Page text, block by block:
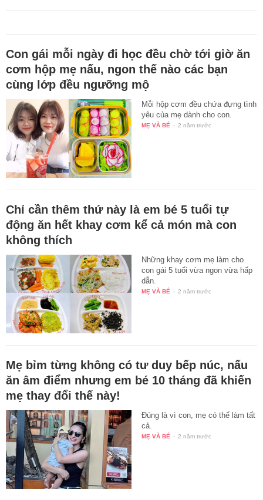
Con gái mỗi ngày đi học đều chờ tới giờ ăn
cơm hộp mẹ nấu, ngon thế nào các bạn
cùng lớp đều ngưỡng mộ
Mỗi hộp cơm đều chứa đựng tình
yêu của mẹ dành cho con.
MẸ VÀ BÉ - 2 năm trước
Chỉ cần thêm thứ này là em bé 5 tuổi tự
động ăn hết khay cơm kể cả món mà con
không thích
Những khay cơm mẹ làm cho
con gái 5 tuổi vừa ngon vừa hấp
dẫn.
MẸ VÀ BÉ - 2 năm trước
Mẹ bỉm từng không có tư duy bếp núc, nấu
ăn âm điểm nhưng em bé 10 tháng đã khiến
mẹ thay đổi thế này!
Đúng là vì con, mẹ có thể làm tất
cả.
MẸ VÀ BÉ - 2 năm trước